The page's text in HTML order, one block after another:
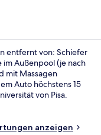
entfernt von: Schiefer
im Außenpool (je nach
mit Massagen
Auto höchstens 15
von Pisa.
anzeigen